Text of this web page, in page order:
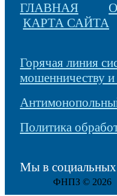
ГЛАВНАЯ
КАРТА САЙТА
Горячая линия
мошенничеству
Политика
Мы в социальных
ФНПЗ © 2026